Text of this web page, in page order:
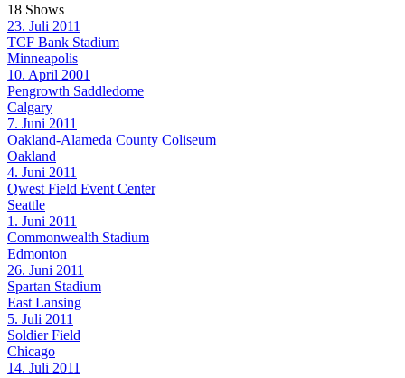
18 Shows
23. Juli 2011
TCF Bank Stadium
Minneapolis
10. April 2001
Pengrowth Saddledome
Calgary
7. Juni 2011
Oakland-Alameda County Coliseum
Oakland
4. Juni 2011
Qwest Field Event Center
Seattle
1. Juni 2011
Commonwealth Stadium
Edmonton
26. Juni 2011
Spartan Stadium
East Lansing
5. Juli 2011
Soldier Field
Chicago
14. Juli 2011